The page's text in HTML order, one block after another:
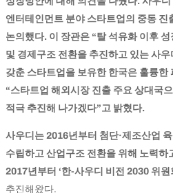
엔터테인먼트 분야 스타트업의 중동 진
논의했다. 이 장관은 “탈 석유화 이후
및 경제구조 전환을 추진하고 있는 사
갖춘 스타트업을 보유한 한국은 훌륭한
“스타트업 해외시장 진출 주요 상대국
적극 추진해 나가겠다”고 밝혔다.
사우디는 2016년부터 첨단·제조산업 육
수립하고 산업구조 전환을 위해 노력하
2017년부터 ‘한-사우디 비전 2030 위원
추진해왔다.